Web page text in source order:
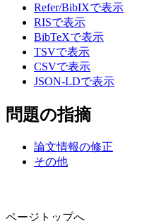
Refer/BibIXで表示
RISで表示
BibTeXで表示
TSVで表示
CSVで表示
JSON-LDで表示
問題の指摘
論文情報の修正
その他
ページトップへ